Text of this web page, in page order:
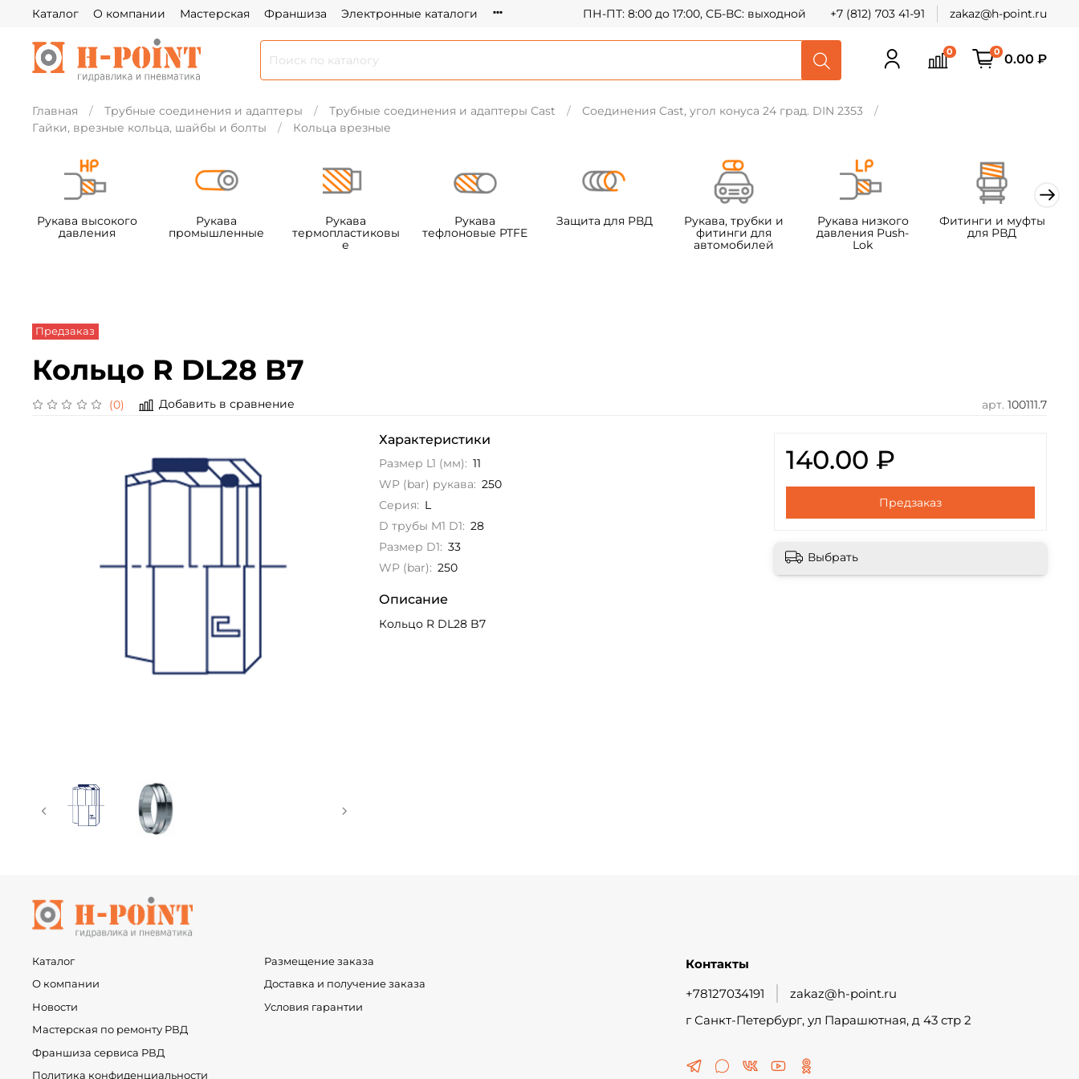
Каталог О компании Мастерская Франшиза Электронные каталоги ПН-ПТ: 8:00 до 17:00, СБ-ВС: выходной +7 (812) 703 41-91 zakaz@h-point.ru
0 0 0.00 ₽
Главная Трубные соединения и адаптеры Трубные соединения и адаптеры Cast
Соединения Cast, угол конуса 24 град. DIN 2353
Гайки, врезные кольца, шайбы и болты
Кольца врезные
Рукава высокого
давления
Рукава
промышленные
Рукава
термопластиковы
е
Рукава
тефлоновые PTFE
Защита для РВД
Рукава, трубки и
фитинги для
автомобилей
Рукава низкого
давления Push-
Lok
Фитинги и муфты
для РВД
Предзаказ
Кольцо R DL28 B7
(0) Добавить в сравнение арт. 100111.7
Характеристики
Размер L1 (мм): 11
WP (bar) рукава: 250
Серия: L
D трубы M1 D1: 28
Размер D1: 33
WP (bar): 250
Описание
Кольцо R DL28 B7
140.00 ₽
Предзаказ
Выбрать
Каталог
О компании
Новости
Мастерская по ремонту РВД
Франшиза сервиса РВД
Политика конфиденциальности
Размещение заказа
Доставка и получение заказа
Условия гарантии
Контакты
+78127034191
zakaz@h-point.ru
г Санкт-Петербург, ул Парашютная, д 43 стр 2